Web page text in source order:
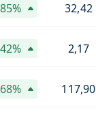
32,42
2,17
117,90